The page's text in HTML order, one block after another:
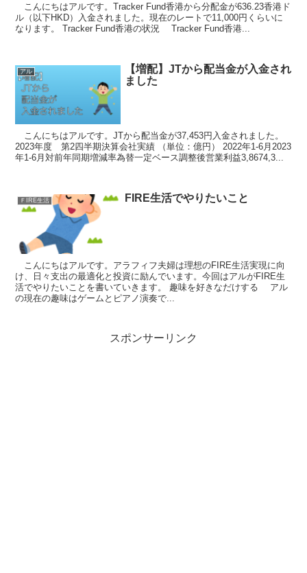
こんにちはアルです。Tracker Fund香港から分配金が636.23香港ド
ル（以下HKD）入金されました。現在のレートで11,000円くらいに
なります。 Tracker Fund香港の状況 Tracker Fund香港...
アル
【増配】JTから配当金が入金され
ました
こんにちはアルです。JTから配当金が37,453円入金されました。
2023年度 第2四半期決算会社実績 （単位：億円） 2022年1-6月2023
年1-6月対前年同期増減率為替一定ベース調整後営業利益3,8674,3...
ＦIRE生活 FIRE生活でやりたいこと
こんにちはアルです。アラフィフ夫婦は理想のFIRE生活実現に向
け、日々支出の最適化と投資に励んでいます。今回はアルがFIRE生
活でやりたいことを書いていきます。 趣味を好きなだけする アル
の現在の趣味はゲームとピアノ演奏で...
スポンサーリンク